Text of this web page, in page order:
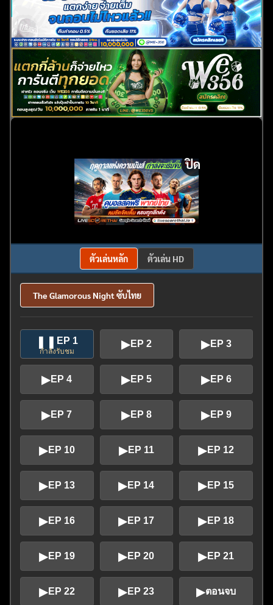
ปิด
ตัวเล่นหลัก ตัวเล่น HD
The Glamorous Night ซับไทย
EP 1
กำลังรับชม
▶EP 2 ▶EP 3
▶EP 4 ▶EP 5 ▶EP 6
▶EP 7 ▶EP 8 ▶EP 9
▶EP 10 ▶EP 11 ▶EP 12
▶EP 13 ▶EP 14 ▶EP 15
▶EP 16 ▶EP 17 ▶EP 18
▶EP 19 ▶EP 20 ▶EP 21
▶EP 22 ▶EP 23 ▶ตอนจบ